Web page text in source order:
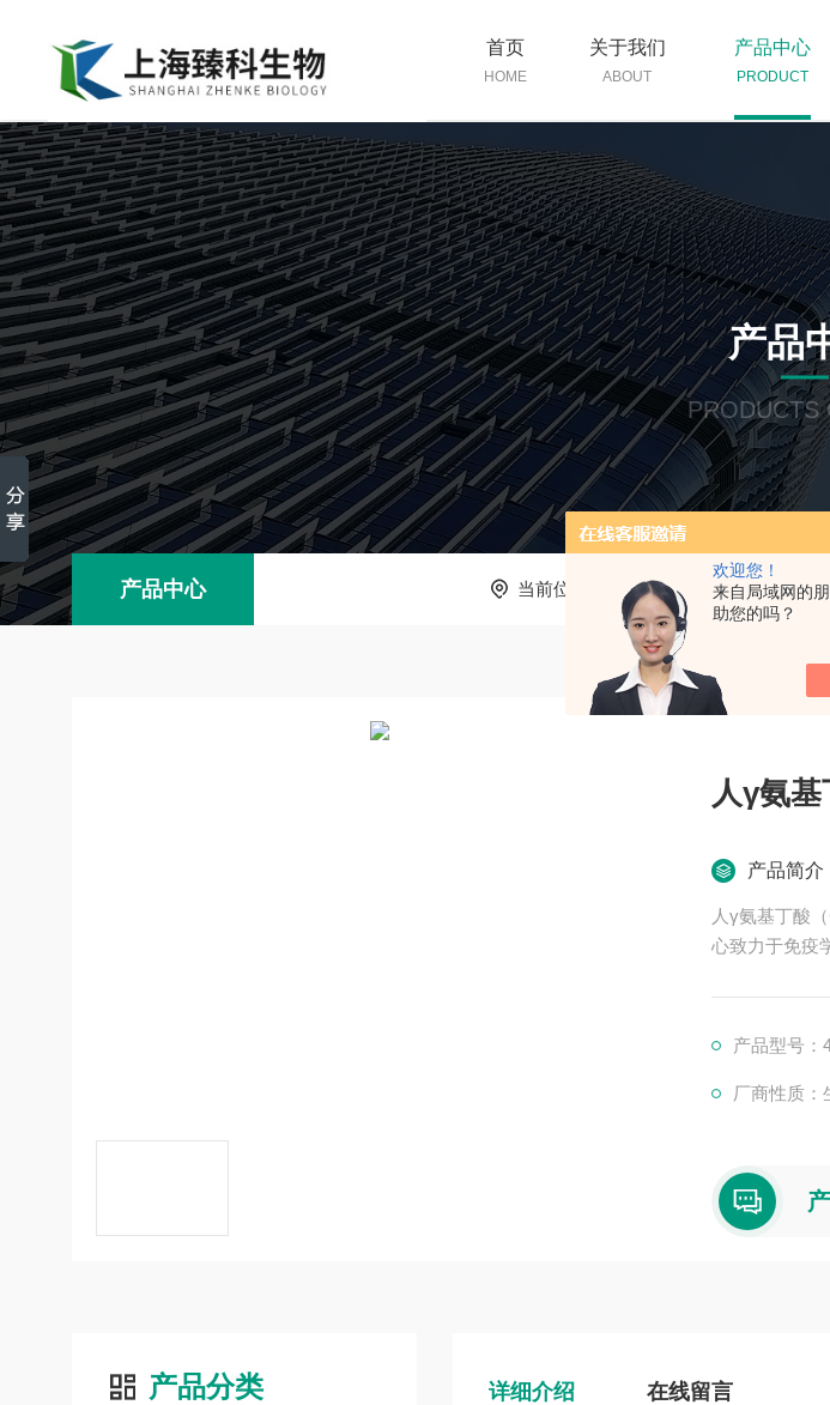
欢迎您！
来自局域网的
助您的吗？
首页
HOME
关于我们
ABOUT
产品中心
PRODUCT
产品
PRODUCTS
产品中心 当前位置： 首页 产品中心
人γ氨
产品简介
人γ氨基丁酸
心致力于免疫
产品型号：
厂商性质：
产品分类 详细介绍 在线留言